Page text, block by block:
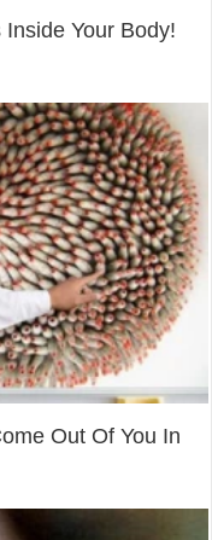
Your Body!
Out Of You In